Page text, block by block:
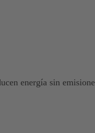
energía sin